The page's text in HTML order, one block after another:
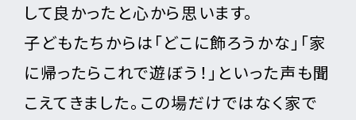
して良かったと心から思います。
子どもたちからは「どこに飾ろうかな」「家
に帰ったらこれで遊ぼう！」といった声も聞
こえてきました。この場だけではなく家で